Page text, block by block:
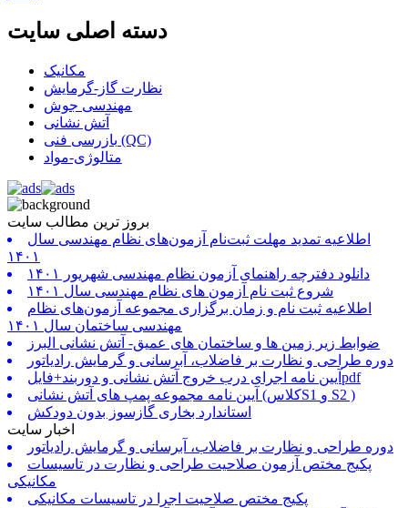
دسته اصلی سایت
مکانیک
نظارت گاز-گرمایش
مهندسی جوش
آتش نشانی
بازرسی فنی (QC)
متالوژی-مواد
بروز ترین مطالب سایت
اطلاعیه تمدید مهلت ثبت‌نام آزمون‌های نظام مهندسی سال
۱۴۰۱
دانلود دفترچه راهنمای آزمون نظام مهندسی شهریور ۱۴۰۱
شروع ثبت نام آزمون های نظام مهندسی سال ۱۴۰۱
اطلاعیه ثبت نام و زمان برگزاری مجموعه آزمون‌های نظام
مهندسی ساختمان سال ۱۴۰۱
ضوابط زیر زمین ها و ساختمان های عمیق- آتش نشانی البرز
دوره طراحی و نظارت بر فاضلاب، آبرسانی و گرمایش رادیاتور
آیین نامه اجرای درب خروج آتش نشانی و دوربند+فایلpdf
آیین نامه مجموعه پمپ های آتش نشانی (کلاسS1 و S2 )
استاندارد بخاری گازسوز بدون دودکش
اخبار سایت
دوره طراحی و نظارت بر فاضلاب، آبرسانی و گرمایش رادیاتور
پکیج مختص آزمون صلاحیت طراحی و نظارت در تاسیسات
مکانیکی
پکیج مختص صلاحیت اجرا در تاسیسات مکانیکی